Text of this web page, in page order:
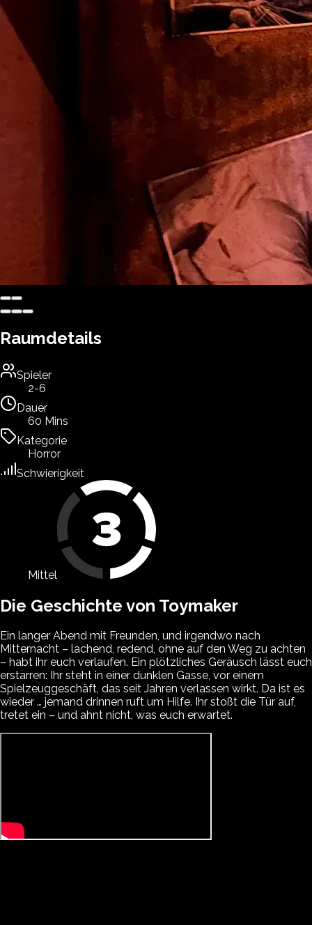
Raumdetails
Spieler
2-6
Dauer
60 Mins
Kategorie
Horror
Schwierigkeit
Mittel
Die Geschichte von Toymaker
Ein langer Abend mit Freunden, und irgendwo nach
Mitternacht – lachend, redend, ohne auf den Weg zu achten
– habt ihr euch verlaufen. Ein plötzliches Geräusch lässt euch
erstarren: Ihr steht in einer dunklen Gasse, vor einem
Spielzeuggeschäft, das seit Jahren verlassen wirkt. Da ist es
wieder … jemand drinnen ruft um Hilfe. Ihr stoßt die Tür auf,
tretet ein – und ahnt nicht, was euch erwartet.